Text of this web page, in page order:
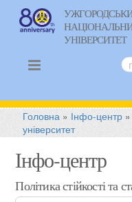
УНІВЕРСИТЕТ
Головна » Інфо-центр
університет
Інфо-центр
Політика стійкості та